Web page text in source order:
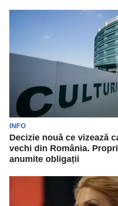
împrumut de 140 de
INFO
Decizie nouă ce vizează
vechi din România.
anumite obligații
blocurile vechi din țară.